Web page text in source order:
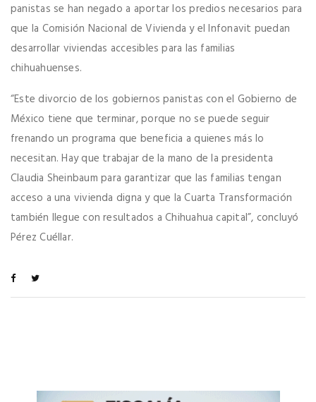
panistas se han negado a aportar los predios necesarios para
que la Comisión Nacional de Vivienda y el Infonavit puedan
desarrollar viviendas accesibles para las familias
chihuahuenses.
“Este divorcio de los gobiernos panistas con el Gobierno de
México tiene que terminar, porque no se puede seguir
frenando un programa que beneficia a quienes más lo
necesitan. Hay que trabajar de la mano de la presidenta
Claudia Sheinbaum para garantizar que las familias tengan
acceso a una vivienda digna y que la Cuarta Transformación
también llegue con resultados a Chihuahua capital”, concluyó
Pérez Cuéllar.